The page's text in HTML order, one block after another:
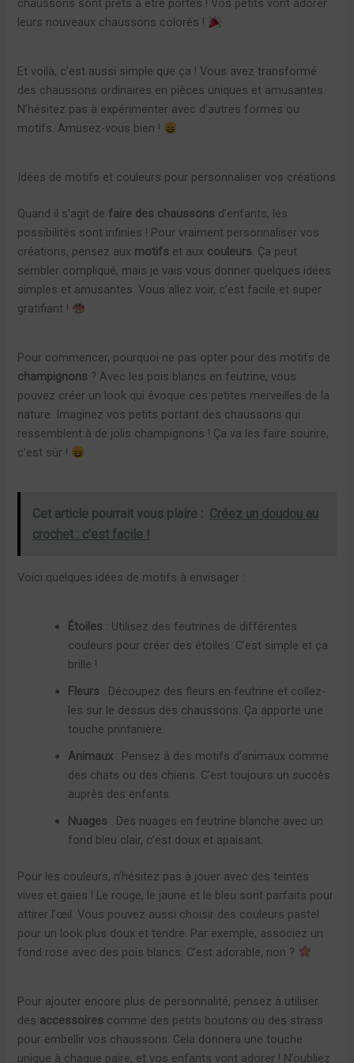
chaussons sont prêts à être portés ! Vos petits vont adorer
leurs nouveaux chaussons colorés !
Et voilà, c’est aussi simple que ça ! Vous avez transformé
des chaussons ordinaires en pièces uniques et amusantes.
N’hésitez pas à expérimenter avec d’autres formes ou
motifs. Amusez-vous bien !
Idées de motifs et couleurs pour personnaliser vos créations
Quand il s’agit de faire des chaussons d’enfants, les
possibilités sont infinies ! Pour vraiment personnaliser vos
créations, pensez aux motifs et aux couleurs. Ça peut
sembler compliqué, mais je vais vous donner quelques idées
simples et amusantes. Vous allez voir, c’est facile et super
gratifiant !
Pour commencer, pourquoi ne pas opter pour des motifs de
champignons ? Avec les pois blancs en feutrine, vous
pouvez créer un look qui évoque ces petites merveilles de la
nature. Imaginez vos petits portant des chaussons qui
ressemblent à de jolis champignons ! Ça va les faire sourire,
c’est sûr !
Cet article pourrait vous plaire : Créez un doudou au
crochet : c'est facile !
Voici quelques idées de motifs à envisager :
Étoiles : Utilisez des feutrines de différentes
couleurs pour créer des étoiles. C’est simple et ça
brille !
Fleurs : Découpez des fleurs en feutrine et collez-
les sur le dessus des chaussons. Ça apporte une
touche printanière.
Animaux : Pensez à des motifs d’animaux comme
des chats ou des chiens. C’est toujours un succès
auprès des enfants.
Nuages : Des nuages en feutrine blanche avec un
fond bleu clair, c’est doux et apaisant.
Pour les couleurs, n’hésitez pas à jouer avec des teintes
vives et gaies ! Le rouge, le jaune et le bleu sont parfaits pour
attirer l’œil. Vous pouvez aussi choisir des couleurs pastel
pour un look plus doux et tendre. Par exemple, associez un
fond rose avec des pois blancs. C’est adorable, non ?
Pour ajouter encore plus de personnalité, pensez à utiliser
des accessoires comme des petits boutons ou des strass
pour embellir vos chaussons. Cela donnera une touche
unique à chaque paire, et vos enfants vont adorer ! N’oubliez